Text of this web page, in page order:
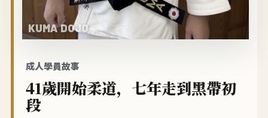
成人學員故事
41歲開始柔道，七年走到黑帶初
段